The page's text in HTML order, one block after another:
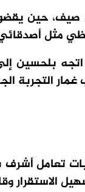
حين
مثل
اتجه
التجربة
تعامل أشرف
الاستقرار